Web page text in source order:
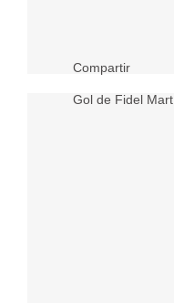
Compartir
Gol de Fidel